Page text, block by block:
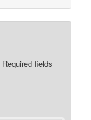
Required fields